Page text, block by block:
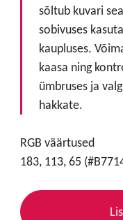
sõltub kuvari
sobivuses
kaupluses.
kaasa ning
ümbruses ja
hakkate.
RGB väärtused
183, 113, 65